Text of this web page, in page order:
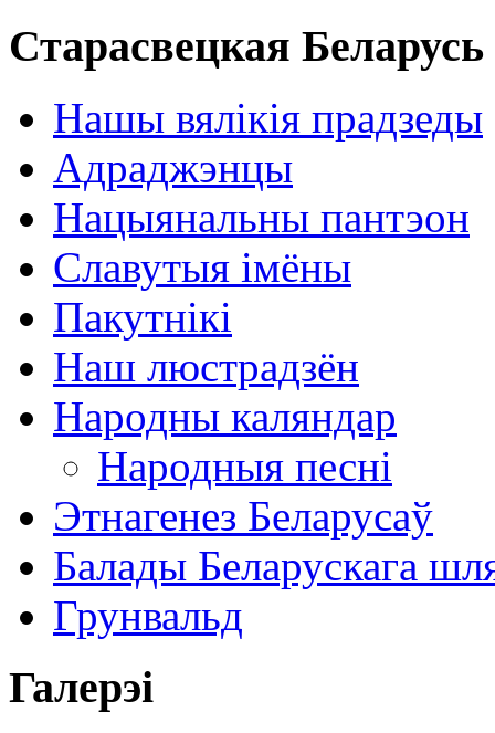
Старасвецкая Беларусь
Нашы вялікія прадзеды
Адраджэнцы
Нацыянальны пантэон
Славутыя імёны
Пакутнікі
Наш люстрадзён
Народны каляндар
Народныя песні
Этнагенез Беларусаў
Балады Беларускага
Грунвальд
Галерэі